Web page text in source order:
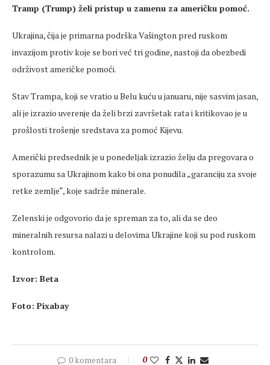
Tramp (Trump) želi pristup u zamenu za američku pomoć.
Ukrajina, čija je primarna podrška Vašington pred ruskom
invazijom protiv koje se bori već tri godine, nastoji da obezbedi
održivost američke pomoći.
Stav Trampa, koji se vratio u Belu kuću u januaru, nije sasvim jasan,
ali je izrazio uverenje da želi brzi završetak rata i kritikovao je u
prošlosti trošenje sredstava za pomoć Kijevu.
Američki predsednik je u ponedeljak izrazio želju da pregovara o
sporazumu sa Ukrajinom kako bi ona ponudila „garanciju za svoje
retke zemlje“, koje sadrže minerale.
Zelenski je odgovorio da je spreman za to, ali da se deo
mineralnih resursa nalazi u delovima Ukrajine koji su pod ruskom
kontrolom.
Izvor: Beta
Foto: Pixabay
0 komentara 0